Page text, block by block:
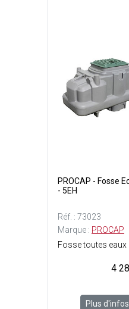
PROCAP - Fosse
- 5EH
Réf. : 73023
Marque : PROCAP
4
Plus d'infos